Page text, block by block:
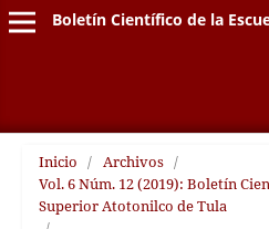
Boletín Científico de la
Inicio / Archivos /
Vol. 6 Núm. 12 (2019): Boletín
Superior Atotonilco de Tula